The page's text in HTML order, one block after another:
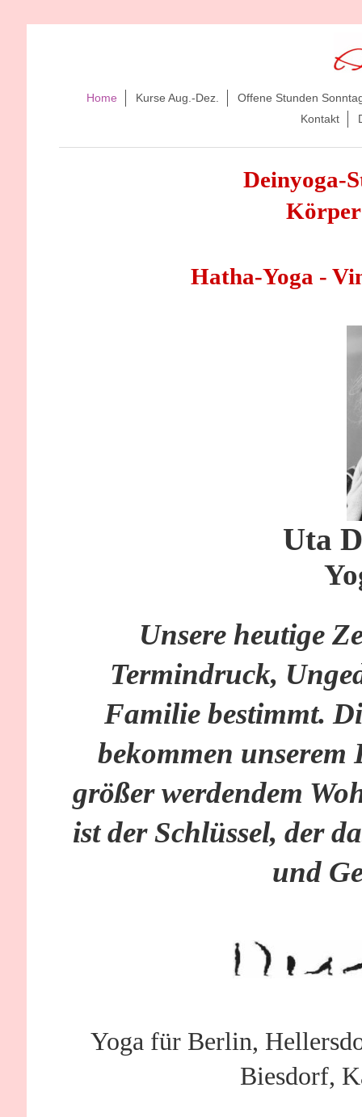
Home Kurse Aug.-Dez.
Offene Stunden
Kontakt
Deinyoga-
Körper
Hatha-Yoga -
Uta
Unsere heutige
Termindruck,
Familie bestimmt.
bekommen unserem
größer werdendem
ist der Schlüssel, der
und
Yoga für Berlin,
Biesdorf,